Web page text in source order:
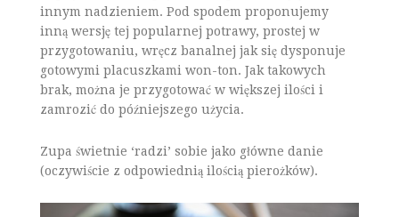
innym nadzieniem. Pod spodem proponujemy
inną wersję tej popularnej potrawy, prostej w
przygotowaniu, wręcz banalnej jak się dysponuje
gotowymi placuszkami won-ton. Jak takowych
brak, można je przygotować w większej ilości i
zamrozić do późniejszego użycia.
Zupa świetnie ‘radzi’ sobie jako główne danie
(oczywiście z odpowiednią ilością pierożków).